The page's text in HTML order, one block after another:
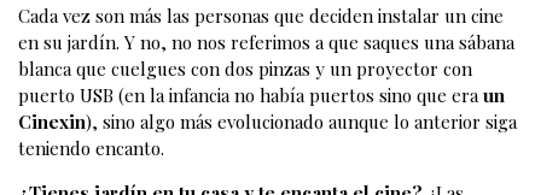
Cada vez son más las personas que deciden instalar un cine
en su jardín. Y no, no nos referimos a que saques una sábana
blanca que cuelgues con dos pinzas y un proyector con
puerto USB (en la infancia no había puertos sino que eraun
Cinexin), sino algo más evolucionado aunque lo anterior siga
teniendo encanto.